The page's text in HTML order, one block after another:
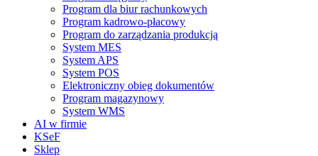
Program dla biur rachunkowych
Program kadrowo-płacowy
Program do zarządzania produkcją
System MES
System APS
System POS
Elektroniczny obieg dokumentów
Program magazynowy
System WMS
AI w firmie
KSeF
Sklep